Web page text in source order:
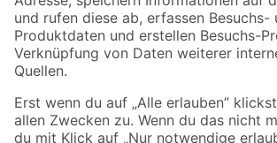
Zahlungsarten Versandarten
Sicher einkaufen